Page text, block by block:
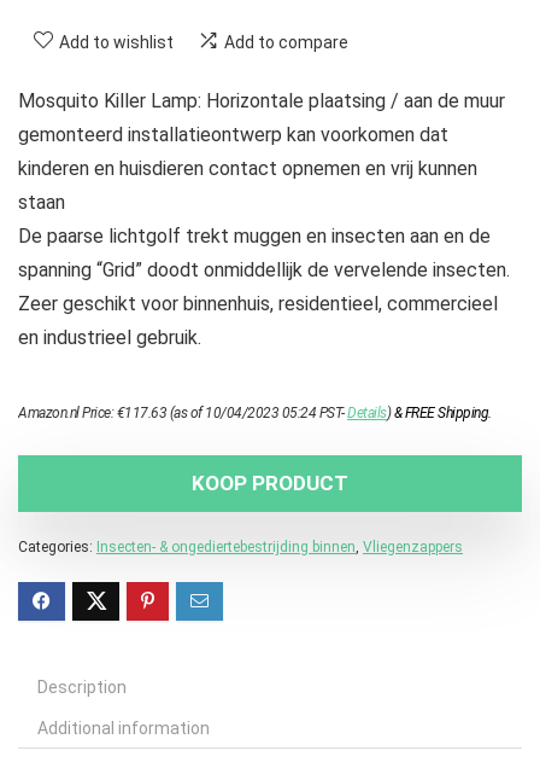
Add to wishlist Add to compare
Mosquito Killer Lamp: Horizontale plaatsing / aan de muur
gemonteerd installatieontwerp kan voorkomen dat
kinderen en huisdieren contact opnemen en vrij kunnen
staan
De paarse lichtgolf trekt muggen en insecten aan en de
spanning “Grid” doodt onmiddellijk de vervelende insecten.
Zeer geschikt voor binnenhuis, residentieel, commercieel
en industrieel gebruik.
Amazon.nl Price:€117.63 (as of 10/04/2023 05:24 PST-Details)&FREE Shipping.
KOOP PRODUCT
Categories: Insecten- & ongediertebestrijding binnen, Vliegenzappers
Description
Additional information